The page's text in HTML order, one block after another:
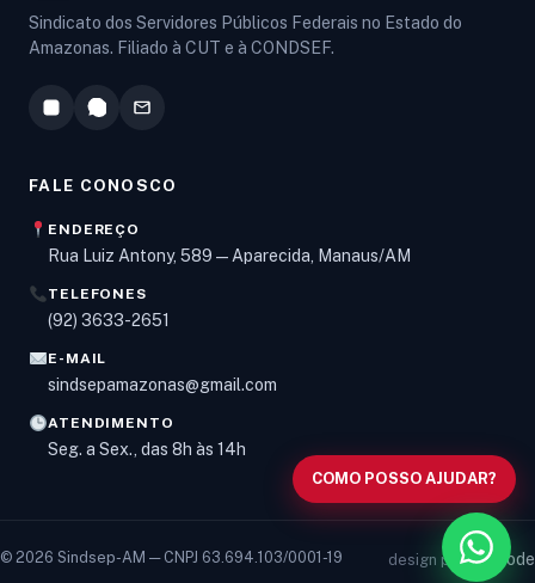
Sindicato dos Servidores Públicos Federais no Estado do
Amazonas. Filiado à CUT e à CONDSEF.
FALE CONOSCO
ENDEREÇO
Rua Luiz Antony, 589 — Aparecida, Manaus/AM
TELEFONES
(92) 3633-2651
E-MAIL
sindsepamazonas@gmail.com
ATENDIMENTO
Seg. a Sex., das 8h às 14h
© 2026 Sindsep-AM — CNPJ 63.694.103/0001-19 design porvancode
COMO POSSO AJUDAR?
Olá! Digite um assunto e vou buscar em nossas